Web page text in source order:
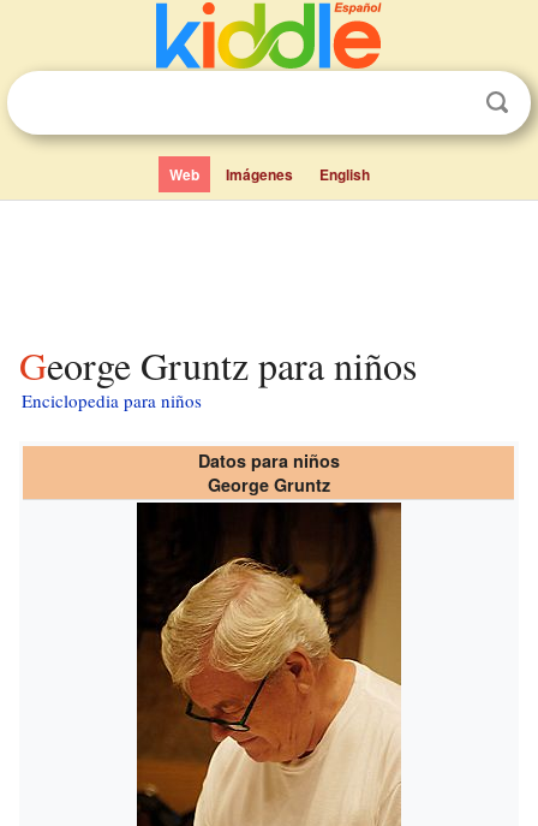
Web Imágenes English
George Gruntz para niños
Enciclopedia para niños
Datos para niños
George Gruntz